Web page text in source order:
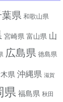
県 和歌山県
宮崎県 富山県 山
広島県 徳島県
県 沖縄県 滋賀
県 福島県 秋田